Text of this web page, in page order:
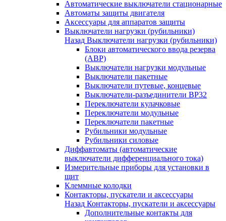
Автоматические выключатели стационарные
Автоматы защиты двигателя
Аксессуары для аппаратов защиты
Выключатели нагрузки (рубильники)
Назад Выключатели нагрузки (рубильники)
Блоки автоматического ввода резерва
(АВР)
Выключатели нагрузки модульные
Выключатели пакетные
Выключатели путевые, концевые
Выключатели-разъединители ВР32
Переключатели кулачковые
Переключатели модульные
Переключатели пакетные
Рубильники модульные
Рубильники силовые
Диффавтоматы (автоматические
выключатели дифференциального тока)
Измерительные приборы для установки в
щит
Клеммные колодки
Контакторы, пускатели и аксессуары
Назад Контакторы, пускатели и аксессуары
Дополнительные контакты для